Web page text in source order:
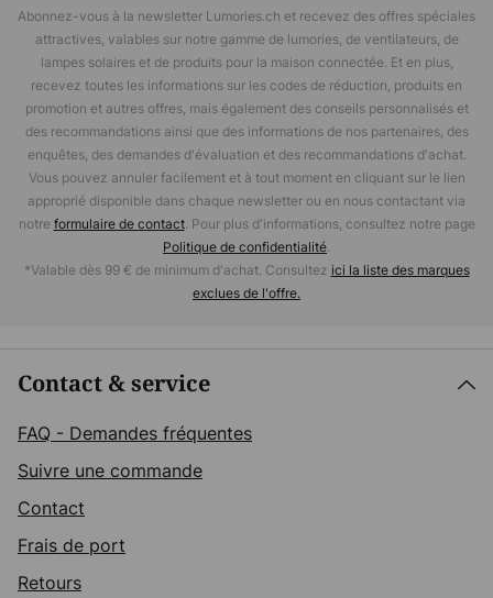
Abonnez-vous à la newsletter Lumories.ch et recevez des offres spéciales
attractives, valables sur notre gamme de lumories, de ventilateurs, de
lampes solaires et de produits pour la maison connectée. Et en plus,
recevez toutes les informations sur les codes de réduction, produits en
promotion et autres offres, mais également des conseils personnalisés et
des recommandations ainsi que des informations de nos partenaires, des
enquêtes, des demandes d'évaluation et des recommandations d'achat.
Vous pouvez annuler facilement et à tout moment en cliquant sur le lien
approprié disponible dans chaque newsletter ou en nous contactant via
notre formulaire de contact. Pour plus d'informations, consultez notre page
Politique de confidentialité.
*Valable dès 99 € de minimum d'achat. Consultez ici la liste des marques
exclues de l'offre.
Contact & service
FAQ - Demandes fréquentes
Suivre une commande
Contact
Frais de port
Retours